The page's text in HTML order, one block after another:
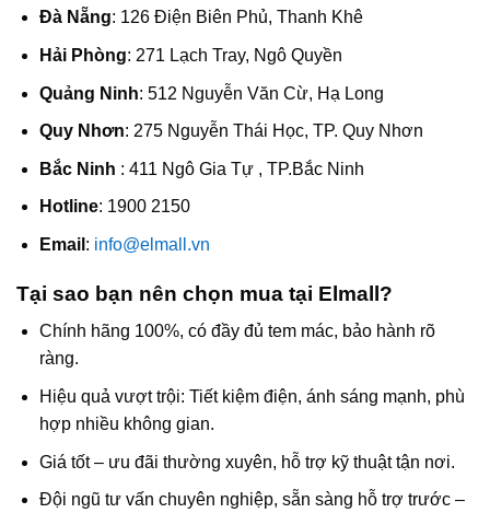
Đà Nẵng: 126 Điện Biên Phủ, Thanh Khê
Hải Phòng: 271 Lạch Tray, Ngô Quyền
Quảng Ninh: 512 Nguyễn Văn Cừ, Hạ Long
Quy Nhơn: 275 Nguyễn Thái Học, TP. Quy Nhơn
Bắc Ninh : 411 Ngô Gia Tự , TP.Bắc Ninh
Hotline: 1900 2150
Email : info@elmall.vn
Tại sao bạn nên chọn mua tại Elmall?
Chính hãng 100%, có đầy đủ tem mác, bảo hành rõ
ràng.
Hiệu quả vượt trội: Tiết kiệm điện, ánh sáng mạnh, phù
hợp nhiều không gian.
Giá tốt – ưu đãi thường xuyên, hỗ trợ kỹ thuật tận nơi.
Đội ngũ tư vấn chuyên nghiệp, sẵn sàng hỗ trợ trước –